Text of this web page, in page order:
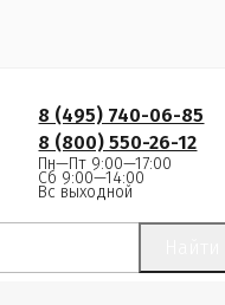
8 (495) 740-06-85
8 (800) 550-26-12
Пн—Пт 9:00—17:00
Сб 9:00—14:00
Вс выходной